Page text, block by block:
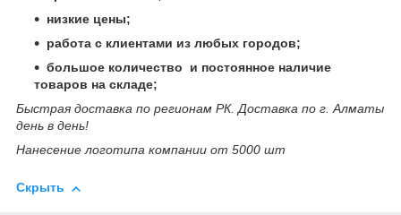
низкие цены;
работа с клиентами из любых городов;
большое количество и постоянное наличие
товаров на складе;
Быстрая доставка по регионам РК. Доставка по г. Алматы
день в день!
​​​​​​​Нанесение логотипа компании от 5000 шт
Скрыть